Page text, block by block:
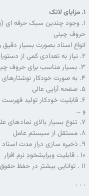
۱. مزایای لاتک
۱. وجود چندین سبک حرفه ای
حروف چینی
انواع اسناد بصورت بسیار دقیق
۲. نیاز به تعدادی کمی از دستورات برای تعریف ساختار متن
۳. بسیار مناسب برای حروف چینی فرمول ها
۴. به صورت خودکار نوشتارهای علمی ساخته می شوند
۵. صفحه آرایی عالی
۶. قابلیت خودکار تولید
و …
۷. تنوع بسیار بالای نمادهای علمی
۸. مستقل از سیستم عامل
۹. ذخیره سازی دراز مدت اسناد
۱۰ . قابلیت ویرایشخودِ نرم افزار
۱۱ . توانایی بیشتر در حفظ حقوق معنوی آثار
. . .